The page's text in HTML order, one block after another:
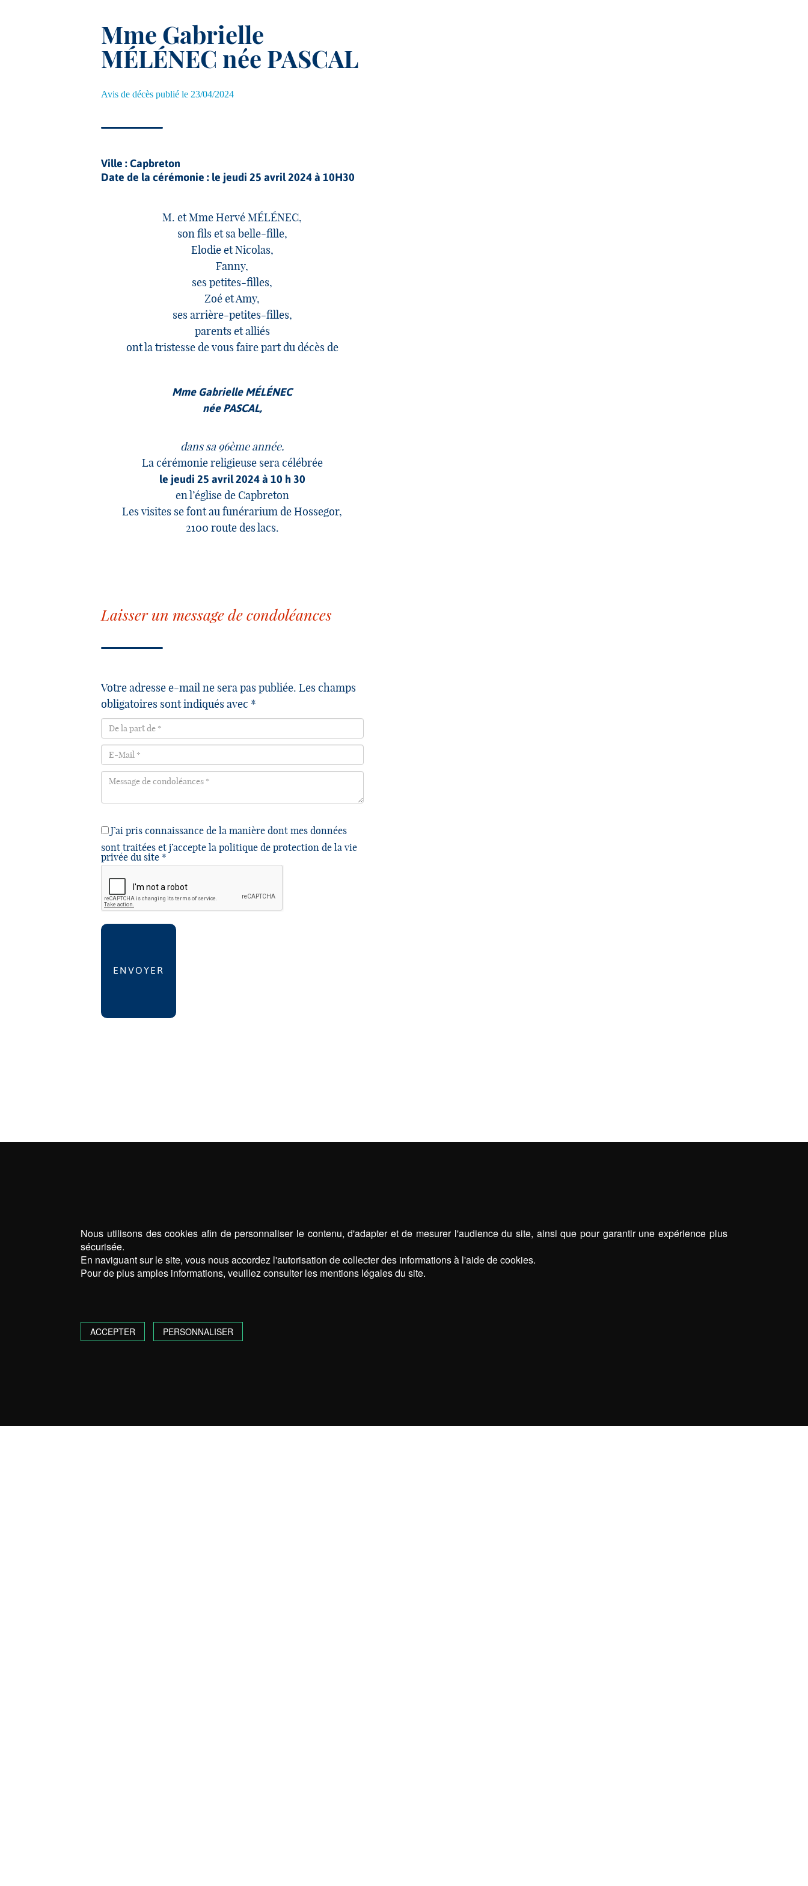
Mme Gabrielle
MÉLÉNEC née PASCAL
Avis de décès publié le 23/04/2024
Ville : Capbreton
Date de la cérémonie : le jeudi 25 avril 2024 à 10H30
M. et Mme Hervé MÉLÉNEC,
son fils et sa belle-fille,
Elodie et Nicolas,
Fanny,
ses petites-filles,
Zoé et Amy,
ses arrière-petites-filles,
parents et alliés
ont la tristesse de vous faire part du décès de
Mme Gabrielle MÉLÉNEC
née PASCAL,
dans sa 96ème année.
La cérémonie religieuse sera célébrée
le jeudi 25 avril 2024 à 10 h 30
en l’église de Capbreton
Les visites se font au funérarium de Hossegor,
2100 route des lacs.
Laisser un message de condoléances
Votre adresse e-mail ne sera pas publiée. Les champs
obligatoires sont indiqués avec *
J’ai pris connaissance de la manière dont mes données
sont traitées et j’accepte la politique de protection de la vie
privée du site *
Nous utilisons des cookies afin de personnaliser le contenu, d'adapter et de mesurer l'audience du site, ainsi que pour garantir une expérience plus
sécurisée.
En naviguant sur le site, vous nous accordez l'autorisation de collecter des informations à l'aide de cookies.
Pour de plus amples informations, veuillez consulter les mentions légales du site.
ACCEPTER PERSONNALISER